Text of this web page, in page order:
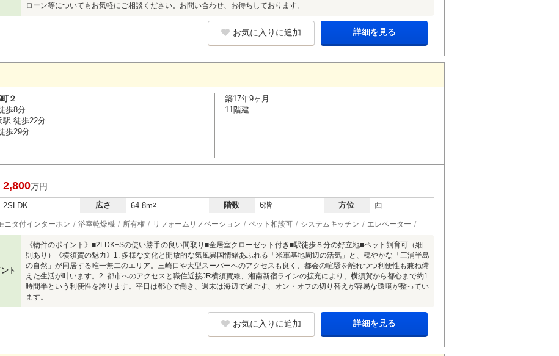
ローン等についてもお気軽にご相談ください。お問い合わせ、お待ちしております。
お気に入りに追加 詳細を見る
２
歩8分
駅 徒歩22分
歩29分
築17年9ヶ月
11階建
2,800万円
2SLDK 広さ 64.8m2 階数 6階 方位 西
ニタ付インターホン 浴室乾燥機 所有権 リフォームリノベーション ペット相談可 システムキッチン エレベーター
ト
《物件のポイント》■2LDK+Sの使い勝手の良い間取り■全居室クローゼット付き■駅徒歩８分の好立地■ペット飼育可（細
則あり）《横須賀の魅力》1. 多様な文化と開放的な気風異国情緒あふれる「米軍基地周辺の活気」と、穏やかな「三浦半島
の自然」が同居する唯一無二のエリア。三崎口や大型スーパーへのアクセスも良く、都会の喧騒を離れつつ利便性も兼ね備
えた生活が叶います。2. 都市へのアクセスと職住近接JR横須賀線、湘南新宿ラインの拡充により、横須賀から都心まで約1
時間半という利便性を誇ります。平日は都心で働き、週末は海辺で過ごす、オン・オフの切り替えが容易な環境が整ってい
ます。
お気に入りに追加 詳細を見る